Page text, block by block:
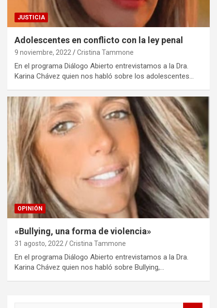
JUSTICIA
Adolescentes en conflicto con la ley penal
9 noviembre, 2022 Cristina Tammone
En el programa Diálogo Abierto entrevistamos a la Dra.
Karina Chávez quien nos habló sobre los adolescentes…
OPINIÓN
«Bullying, una forma de violencia»
31 agosto, 2022 Cristina Tammone
En el programa Diálogo Abierto entrevistamos a la Dra.
Karina Chávez quien nos habló sobre Bullying,…